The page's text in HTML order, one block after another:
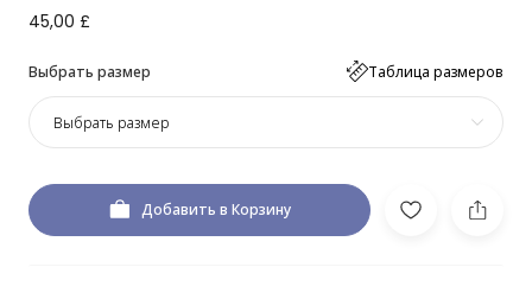
45,00 £
Выбрать размер Таблица размеров
Выбрать размер
Добавить в Корзину